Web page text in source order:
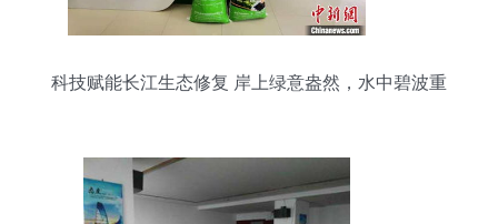
科技赋能长江生态修复 岸上绿意盎然，水中碧波重